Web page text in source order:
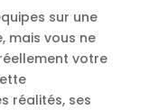
sur une
mais vous ne
votre
réalités, ses